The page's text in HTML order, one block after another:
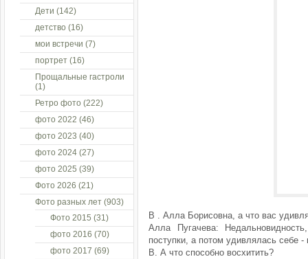
В . Алла Борисовна, а что вас
Алла Пугачева:
поступки, а потом удивлялась себе
В. А что способно восхитить?
Дети (142)
детство (16)
мои встречи (7)
портрет (16)
Прощальные гастроли
(1)
Ретро фото (222)
фото 2022 (46)
фото 2023 (40)
фото 2024 (27)
фото 2025 (39)
Фото 2026 (21)
Фото разных лет (903)
Фото 2015 (31)
фото 2016 (70)
фото 2017 (69)